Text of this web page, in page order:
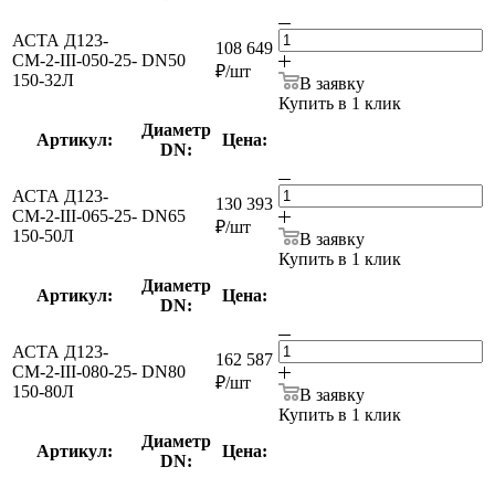
АСТА Д123-
СМ-2-III-050-25-
150-32Л
DN50
108 649
₽/шт
В заявку
Купить в 1 клик
Артикул:
Диаметр
DN:
Цена:
АСТА Д123-
СМ-2-III-065-25-
150-50Л
DN65
130 393
₽/шт
В заявку
Купить в 1 клик
Артикул:
Диаметр
DN:
Цена:
АСТА Д123-
СМ-2-III-080-25-
150-80Л
DN80
162 587
₽/шт
В заявку
Купить в 1 клик
Артикул:
Диаметр
DN:
Цена: